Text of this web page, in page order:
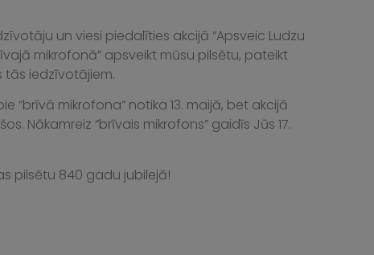
un viesi piedalīties akcijā “Apsveic Ludzu
mikrofonā” apsveikt mūsu pilsētu, pateikt
tās iedzīvotājiem.
“brīvā mikrofona” notika 13. maijā, bet akcijā
Nākamreiz “brīvais mikrofons” gaidīs Jūs 17.
pilsētu 840 gadu jubilejā!